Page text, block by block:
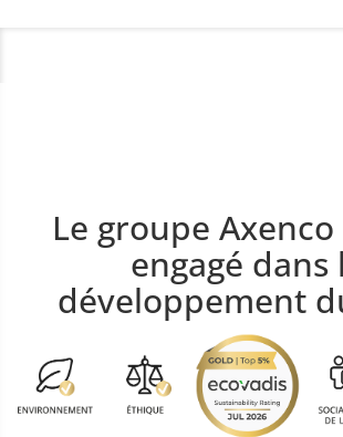
Le groupe
engagé dans
développement